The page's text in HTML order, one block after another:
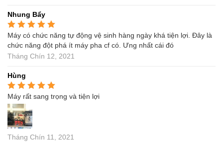
Nhung Bẩy
Được xếp hạng55
sao
Máy có chức năng tự động vệ sinh hàng ngày khá tiện lợi. Đây là
chức năng đột phá ít máy pha cf có. Ưng nhất cái đó
Tháng Chín 12, 2021
Hùng
Được xếp hạng55
sao
Máy rất sang trọng và tiện lợi
Tháng Chín 11, 2021